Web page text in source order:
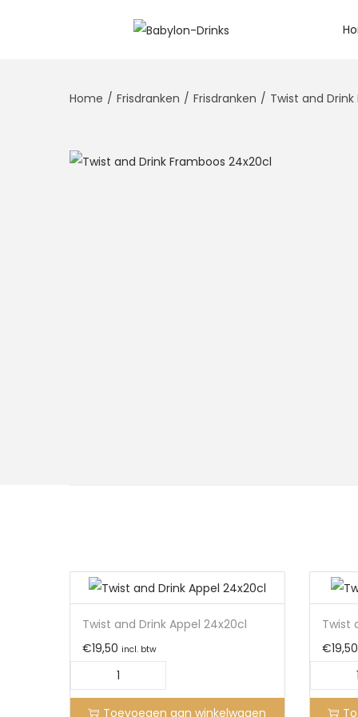
Home / Frisdranken / Frisdranken / Twist and
Twist and Drink Appel 24x20cl
€19,50 incl. btw
Toevoegen aan winkelwagen
Twist
€19,50